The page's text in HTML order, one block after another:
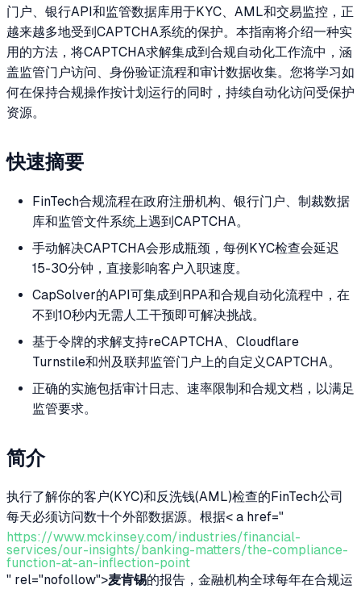
门户、银行API和监管数据库用于KYC、AML和交易监控，正
越来越多地受到CAPTCHA系统的保护。本指南将介绍一种实
用的方法，将CAPTCHA求解集成到合规自动化工作流中，涵
盖监管门户访问、身份验证流程和审计数据收集。您将学习如
何在保持合规操作按计划运行的同时，持续自动化访问受保护
资源。
快速摘要
FinTech合规流程在政府注册机构、银行门户、制裁数据
库和监管文件系统上遇到CAPTCHA。
手动解决CAPTCHA会形成瓶颈，每例KYC检查会延迟
15-30分钟，直接影响客户入职速度。
CapSolver的API可集成到RPA和合规自动化流程中，在
不到10秒内无需人工干预即可解决挑战。
基于令牌的求解支持reCAPTCHA、Cloudflare
Turnstile和州及联邦监管门户上的自定义CAPTCHA。
正确的实施包括审计日志、速率限制和合规文档，以满足
监管要求。
简介
执行了解你的客户(KYC)和反洗钱(AML)检查的FinTech公司
每天必须访问数十个外部数据源。根据< a href="
https://www.mckinsey.com/industries/financial-
services/our-insights/banking-matters/the-compliance-
function-at-an-inflection-point
" rel="nofollow">麦肯锡的报告，金融机构全球每年在合规运